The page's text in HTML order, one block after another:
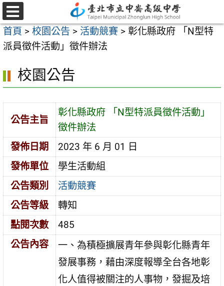
跳
至
主
要
容
選
單
首頁 > 校園公告 > 活動競賽 > 彰化縣政府 「N型特
派員徵件活動」徵件辦法
校園公告
公告主旨
彰化縣政府 「N型特派員徵件活動」
徵件辦法
發佈日期
2023 年 6 月 01 日
發佈單位
學生活動組
公告類別
活動競賽
公告等級
轉知
點閱次數
485
公告內容
一、為積極擴展青年參與彰化縣青年
發展事務，藉由深度報導全台各地彰
化人值得被關注的人事物，發掘及培